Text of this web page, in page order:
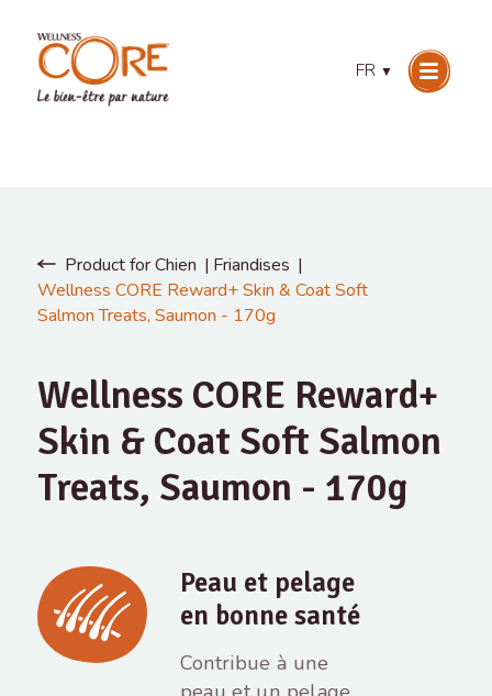
FR ▼
Product for Chien
Friandises
Wellness CORE Reward+ Skin & Coat Soft
Salmon Treats, Saumon - 170g
Wellness CORE Reward+
Skin & Coat Soft Salmon
Treats, Saumon - 170g
Peau et pelage
en bonne santé
Contribue à une